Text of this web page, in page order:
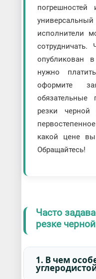
универсальный
исполнители
опубликован
нужно
оформите
обязательные
резки
какой цене
Обращайтесь!
Часто
резке
1. В чем